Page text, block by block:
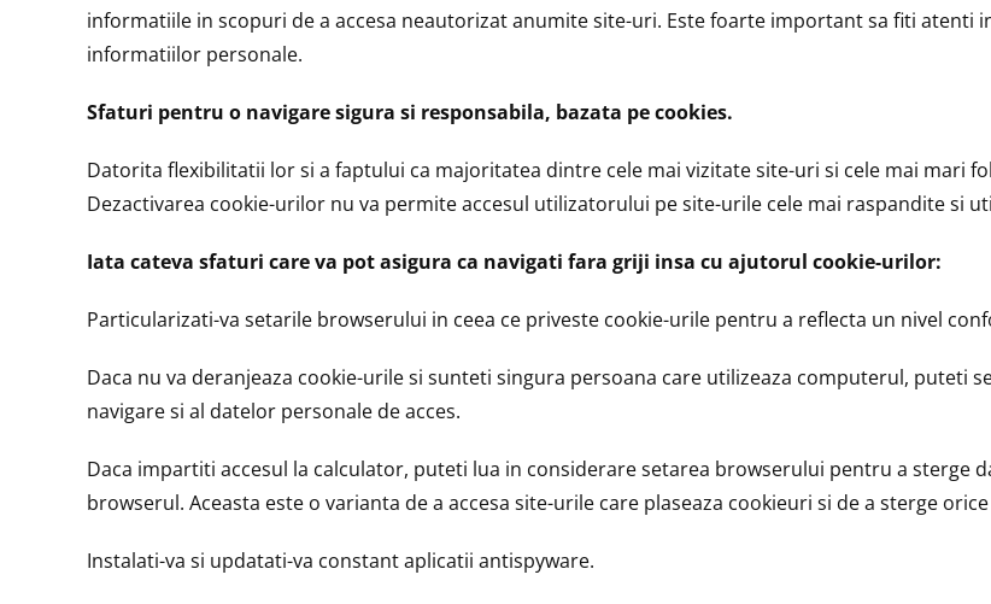
informatiile in scopuri de a accesa neautorizat anumite site-uri. Este foarte important sa fiti atenti
informatiilor personale.
Sfaturi pentru o navigare sigura si responsabila, bazata pe cookies.
Datorita flexibilitatii lor si a faptului ca majoritatea dintre cele mai vizitate site-uri si cele mai mari
Dezactivarea cookie-urilor nu va permite accesul utilizatorului pe site-urile cele mai raspandite si
Iata cateva sfaturi care va pot asigura ca navigati fara griji insa cu ajutorul cookie-urilor:
Particularizati-va setarile browserului in ceea ce priveste cookie-urile pentru a reflecta un nivel
Daca nu va deranjeaza cookie-urile si sunteti singura persoana care utilizeaza computerul, puteti
navigare si al datelor personale de acces.
Daca impartiti accesul la calculator, puteti lua in considerare setarea browserului pentru a sterge
browserul. Aceasta este o varianta de a accesa site-urile care plaseaza cookieuri si de a sterge
Instalati-va si updatati-va constant aplicatii antispyware.